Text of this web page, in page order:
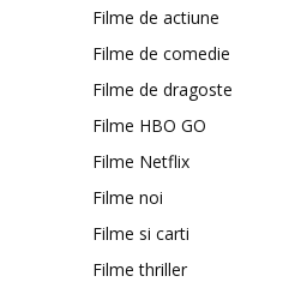
Filme de actiune
Filme de comedie
Filme de dragoste
Filme HBO GO
Filme Netflix
Filme noi
Filme si carti
Filme thriller